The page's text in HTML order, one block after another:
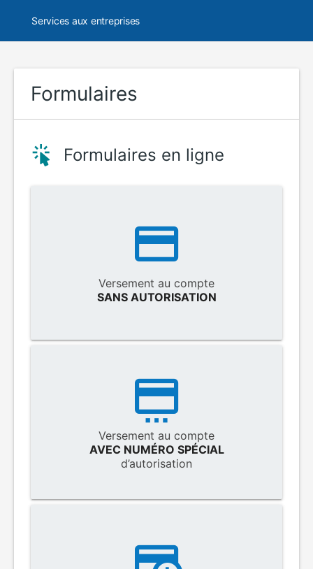
Services aux entreprises
Formulaires
Formulaires en ligne
Versement au compte
SANS AUTORISATION
Versement au compte
AVEC NUMÉRO SPÉCIAL
d’autorisation